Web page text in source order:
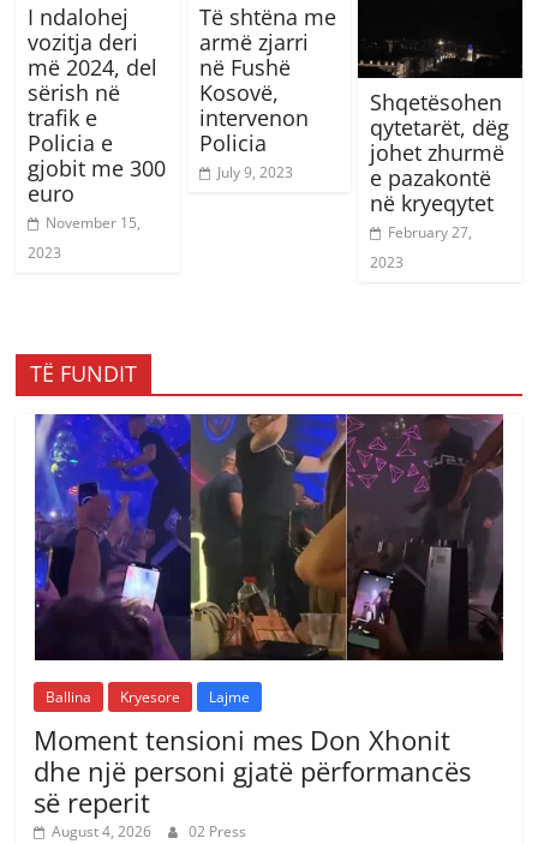
I ndalohej
vozitja deri
më 2024, del
sërish në
trafik e
Policia e
gjobit me 300
euro
November 15,
2023
Të shtëna me
armë zjarri
në Fushë
Kosovë,
intervenon
Policia
July 9, 2023
Shqetësohen
qytetarët, dëg
johet zhurmë
e pazakontë
në kryeqytet
February 27,
2023
TË FUNDIT
Ballina Kryesore Lajme
Moment tensioni mes Don Xhonit
dhe një personi gjatë përformancës
së reperit
August 4, 2026 02 Press